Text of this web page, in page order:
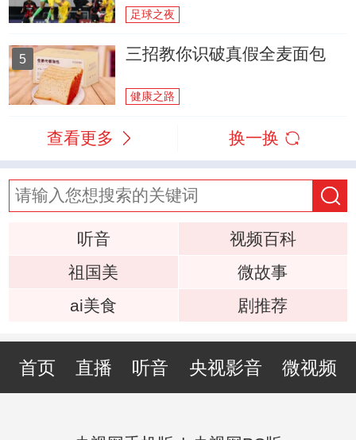
足球之夜
5 三招教你识破真假全麦面包
健康之路
查看更多 换一换
听音
视频百科
祖国美
微故事
ai美食
剧推荐
首页 直播 听音 央视影音 微视频